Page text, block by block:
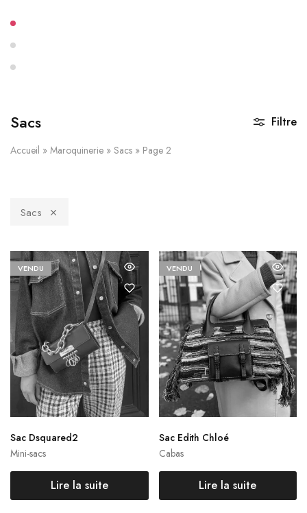
Sacs
Accueil » Maroquinerie » Sacs » Page 2
Filtre
Sacs
VENDU
Mini-sacs
Sac Dsquared2
Lire la suite
VENDU
Cabas
Sac Edith Chloé
Lire la suite